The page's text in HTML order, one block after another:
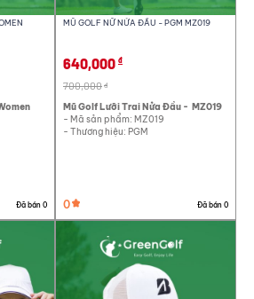
NGAY!
gửi trực tiếp vào số điện thoại bạn cung
Đã bán 0
MŨ GOLF NỮ NỬA ĐẦU - PGM MZ019
640,000 đ
700,000 đ
Mũ Golf Lưỡi Trai Nửa Đầu - MZ019
- Mã sản phẩm: MZ019
- Thương hiệu: PGM
0 Đã bán 0